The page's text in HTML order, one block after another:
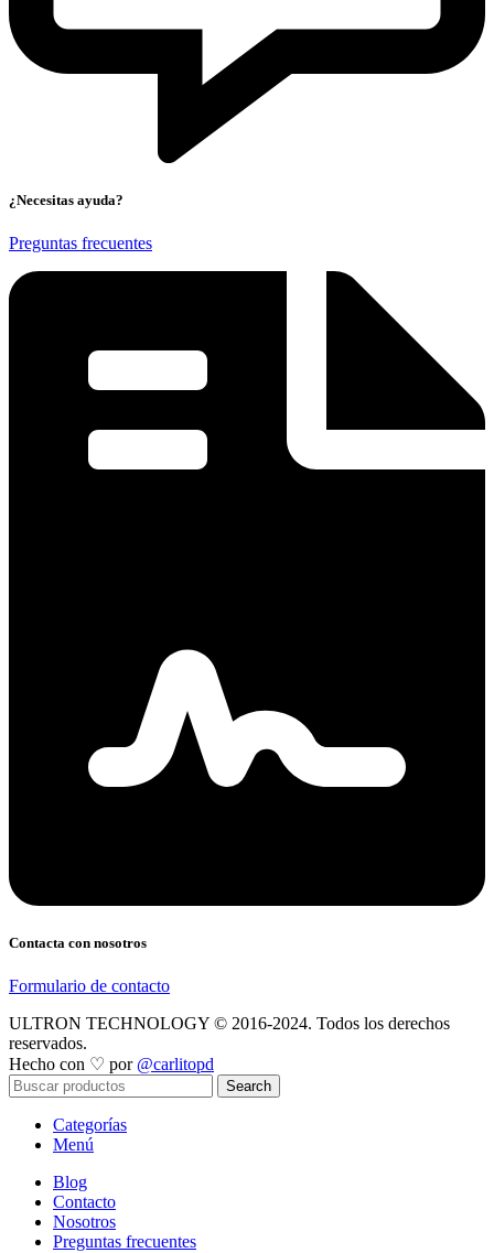
¿Necesitas ayuda?
Preguntas frecuentes
Contacta con nosotros
Formulario de contacto
ULTRON TECHNOLOGY © 2016-2024. Todos los derechos
reservados.
Hecho con ♡ por @carlitopd
Search
Categorías
Menú
Blog
Contacto
Nosotros
Preguntas frecuentes